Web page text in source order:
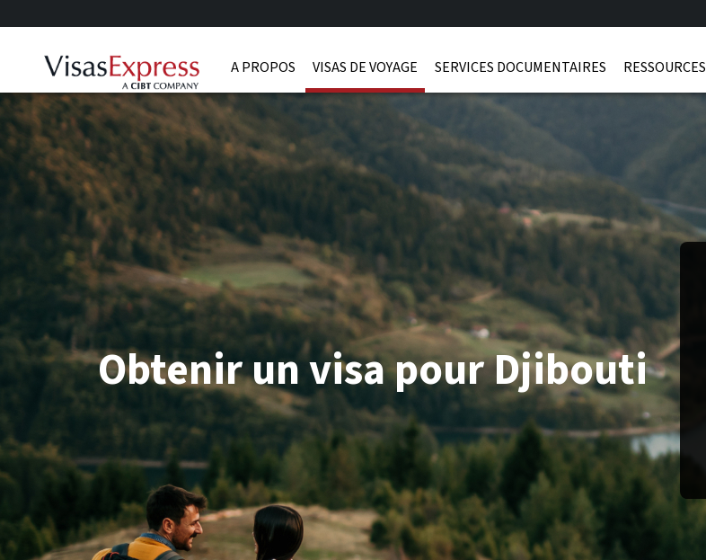
A PROPOS VISAS DE VOYAGE SERVICES DOCUMENTAIRES RESSOURCES
Obtenir un visa pour Djibouti